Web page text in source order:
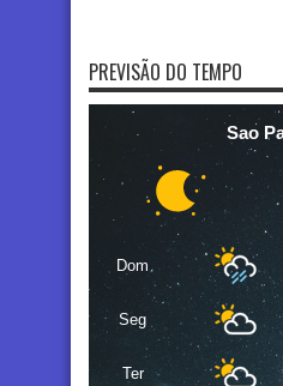
PREVISÃO DO TEMPO
Sao
Dom
Seg
Ter